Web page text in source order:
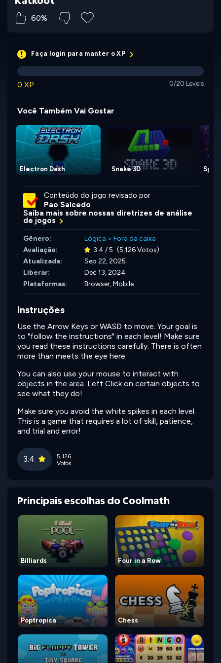
60%
Faça login para manter o XP
0 XP 0/20 Levels
Você Também Vai Gostar
Electron Dash Snake 3D
Conteúdo do jogo revisado por
Pao Salcedo
Saiba mais sobre nossas diretrizes de análise
de jogos
Gênero: Lógica > Fora da caixa
Avaliação:
3.4 / 5 (5,126 Votos)
Atualizada:
Sep 22, 2025
Liberar:
Dec 13, 2024
Plataformas:
Browser, Mobile
Instruções
Use the Arrow Keys or WASD to move. Your goal is
to "follow the instructions" in each level! Make sure
you read these instructions carefully. There is often
more than meets the eye here.
You can also use your mouse to interact with
objects in the area. Left Click on certain objects to
see what they do!
Make sure you avoid the white spikes in each level.
This is a game that requires a lot of skill, patience,
and trial and error!
3.4
5,126
Votos
Principais escolhas do Coolmath
Billiards Four in a Row
Poptropica Chess